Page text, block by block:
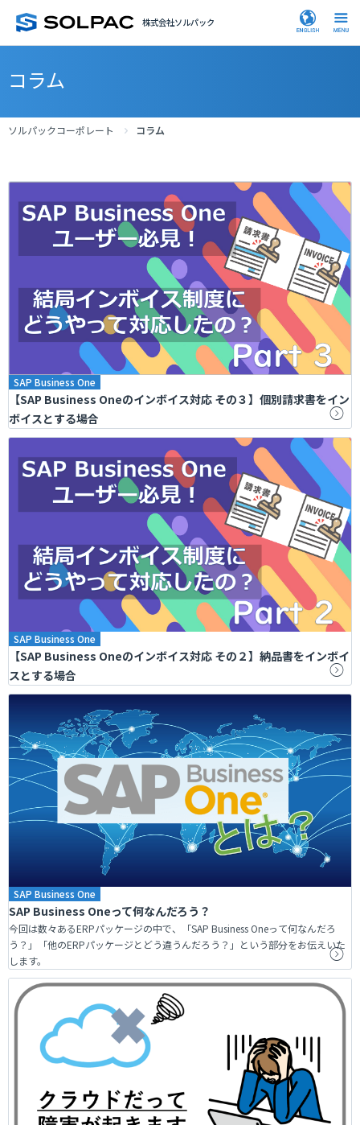
株式会社ソルパック
コラム
ソルパックコーポレート コラム
SAP Business One
【SAP Business Oneのインボイス対応 その３】個別請求書をイン
ボイスとする場合
SAP Business One
【SAP Business Oneのインボイス対応 その２】納品書をインボイ
スとする場合
SAP Business One
SAP Business Oneって何なんだろう？
今回は数々あるERPパッケージの中で、「SAP Business Oneって何なんだろ
う？」「他のERPパッケージとどう違うんだろう？」という部分をお伝えいた
します。